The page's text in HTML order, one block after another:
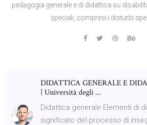
pedagogia generale e di didattica su
speciali, compresi i disturbi
DIDATTICA GENERALE E
| Università degli ...
Didattica generale Elementi di
significato del processo di